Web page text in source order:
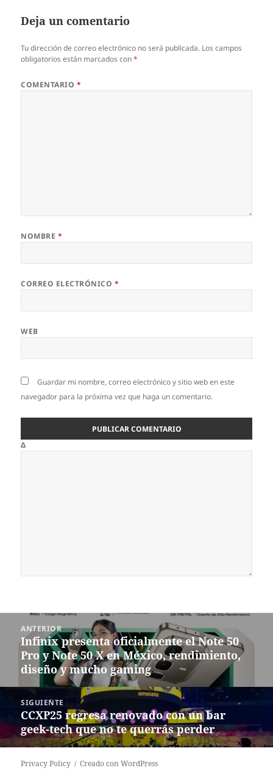
Deja un comentario
Tu dirección de correo electrónico no será publicada. Los campos
obligatorios están marcados con*
COMENTARIO *
NOMBRE *
CORREO ELECTRÓNICO *
WEB
Guardar mi nombre, correo electrónico y sitio web en este
navegador para la próxima vez que haga un comentario.
Δ
Navegación
entradas
ANTERIOR
Entrada
anterior:
Infinix presenta oficialmente el Note 50
Pro y Note 50 X en México, rendimiento,
diseño y mucho gaming
SIGUIENTE
Siguiente
entrada:
CCXP25 regresa renovado con un bar
geek-tech que no te querrás perder
Privacy Policy Creado con WordPress